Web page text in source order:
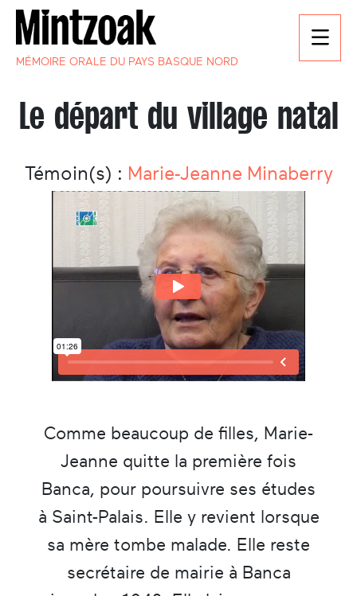
MÉMOIRE ORALE DU PAYS BASQUE NORD
Le départ du village natal
Témoin(s) : Marie-Jeanne Minaberry
Comme beaucoup de filles, Marie-
Jeanne quitte la première fois
Banca, pour poursuivre ses études
à Saint-Palais. Elle y revient lorsque
sa mère tombe malade. Elle reste
secrétaire de mairie à Banca